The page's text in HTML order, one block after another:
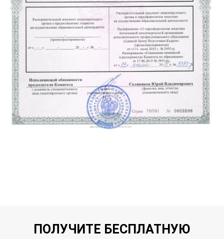
ПОЛУЧИТЕ БЕСПЛАТНУЮ